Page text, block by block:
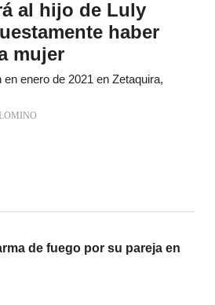
al hijo de Luly
haber
mujer
enero de 2021 en Zetaquira,
de fuego por su pareja en